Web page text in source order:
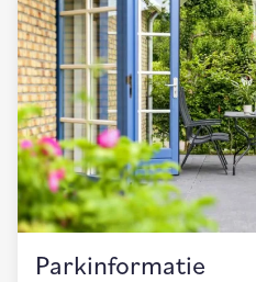
Parkinformatie